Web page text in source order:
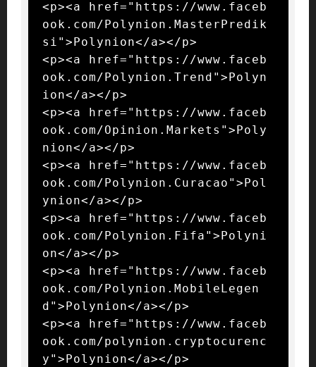
<p><a href="https://www.faceb
ook.com/Polynion.MasterPredik
si">Polynion</a></p>
<p><a href="https://www.faceb
ook.com/Polynion.Trend">Polyn
ion</a></p>
<p><a href="https://www.faceb
ook.com/Opinion.Markets">Poly
nion</a></p>
<p><a href="https://www.faceb
ook.com/Polynion.Curacao">Pol
ynion</a></p>
<p><a href="https://www.faceb
ook.com/Polynion.Fifa">Polyni
on</a></p>
<p><a href="https://www.faceb
ook.com/Polynion.MobileLegen
d">Polynion</a></p>
<p><a href="https://www.faceb
ook.com/polynion.cryptocurenc
y">Polynion</a></p>